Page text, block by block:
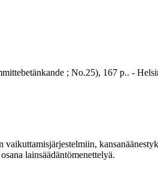
; No.25), 167 p.. -
lainsäädäntömenettelyä.